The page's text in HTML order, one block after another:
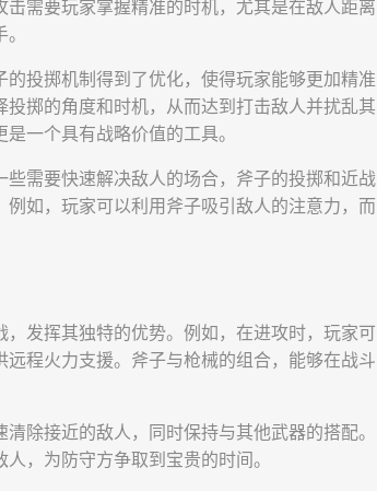
需要玩家掌握精准的时机，尤其是在敌人距离
投掷机制得到了优化，使得玩家能够更加精准
掷的角度和时机，从而达到打击敌人并扰乱其
一个具有战略价值的工具。
需要快速解决敌人的场合，斧子的投掷和近战
如，玩家可以利用斧子吸引敌人的注意力，而
发挥其独特的优势。例如，在进攻时，玩家可
程火力支援。斧子与枪械的组合，能够在战斗
除接近的敌人，同时保持与其他武器的搭配。
，为防守方争取到宝贵的时间。